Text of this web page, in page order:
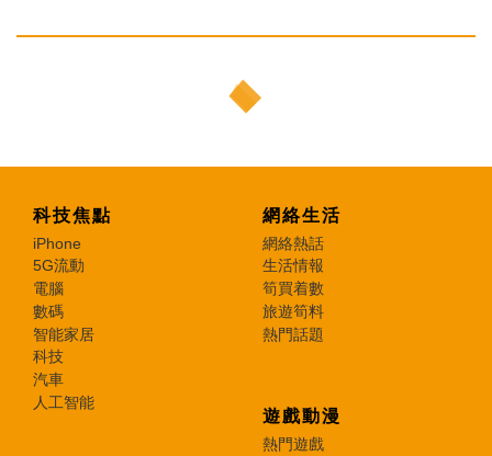
科技焦點
iPhone
5G流動
電腦
數碼
智能家居
科技
汽車
人工智能
網絡生活
網絡熱話
生活情報
筍買着數
旅遊筍料
熱門話題
遊戲動漫
熱門遊戲